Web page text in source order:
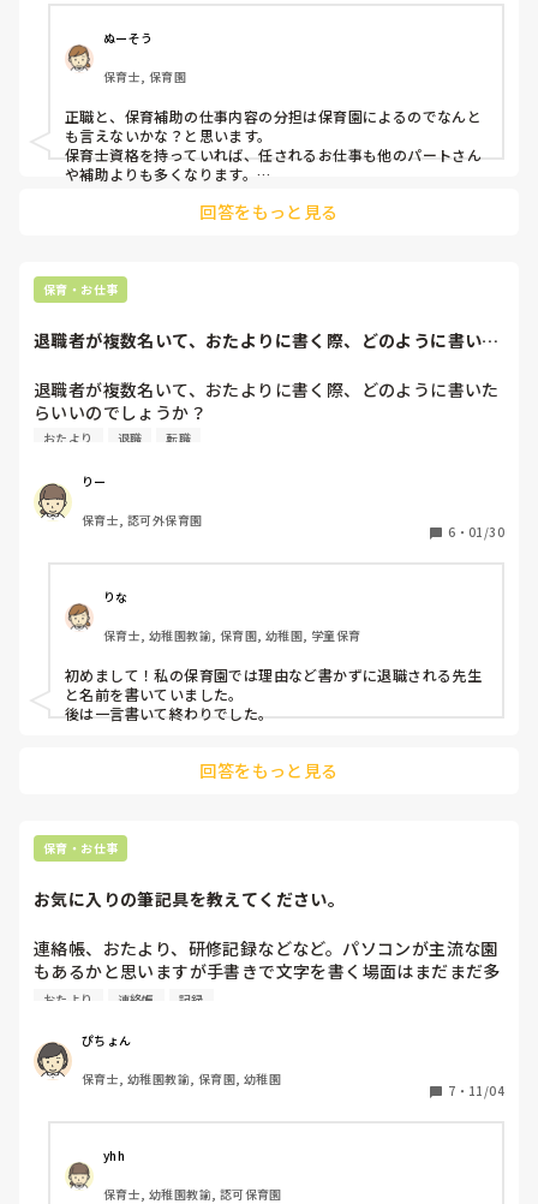
か？
ぬーそう
保育士, 保育園
正職と、保育補助の仕事内容の分担は保育園によるのでなんと
も言えないかな？と思います。
保育士資格を持っていれば、任されるお仕事も他のパートさん
や補助よりも多くなります。
回答をもっと見る
保育・お仕事
退職者が複数名いて、おたよりに書く際、どのように書いた
退職者が複数名いて、おたよりに書く際、どのように書いた
らいいのでしょうか？
みなさん、教えて下さい🙇‍♀️
おたより 退職 転職
りー
保育士, 認可外保育園
6 ・ 01/30
りな
保育士, 幼稚園教諭, 保育園, 幼稚園, 学童保育
初めまして！私の保育園では理由など書かずに退職される先生
と名前を書いていました。
後は一言書いて終わりでした。
回答をもっと見る
保育・お仕事
お気に入りの筆記具を教えてください。
連絡帳、おたより、研修記録などなど。パソコンが主流な園
もあるかと思いますが手書きで文字を書く場面はまだまだ多
いかと思います。
やすい、使いやすい筆記具があれば教えてください。
わたしはジェットストリーム推しです。0.5が書きやすいで
す。無印やSARASAも好きなのですが、連絡帳の材質上滲ん
でしまうことが多いので敬遠しています。
研修等では色つきの
フリクションを使ってます。
おたより 連絡帳 記録
ぴちょん
保育士, 幼稚園教諭, 保育園, 幼稚園
7 ・ 11/04
yhh
保育士, 幼稚園教諭, 認可保育園